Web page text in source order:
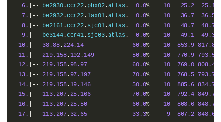
6.
|-- be2930 .ccr22 . phx02 .atlas . 0.0% 10 25.2
25.1
7.
|-- be2932 .ccr22 . lax01 .atlas . 0.0% 10 36.7
36.5
8.
|-- be2161 .ccr22 . sjc01 .atlas . 0.0% 10 48.7
48.7
9.
|-- be3144 .ccr41 . sjc03 .atlas . 0.0% 10 49.1
49.3
10.
|-- 38.88 .224.14 60.0% 10 853.9 817.8
11.
|-- 219.158 . 102.149 50.0% 10 770.9 793.5
12.
|-- 219.158 .98.97 60.0% 10 769.0 808.4
13.
|-- 219.158 .97.197 70.0% 10 768.5 793.7
14.
|-- 219.158 . 19.146 50.0% 10 885.6 834.7
15.
|-- 113.207 .25.166 70.0% 10 792.4 849.7
16.
|-- 113.207 .25.50 60.0% 10 808.6 848.7
17.
|-- 113.207 . 32.65 33.3% 9 807.2 848.6